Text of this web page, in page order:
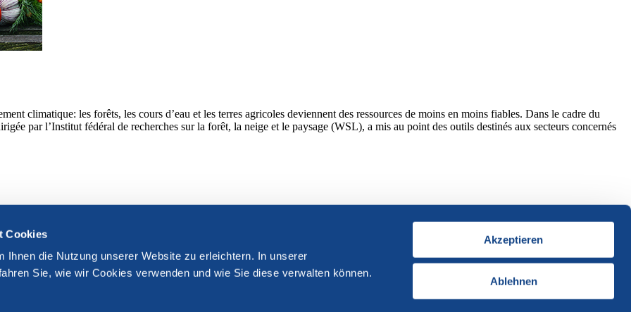
Cookies
Ihnen die Nutzung unserer Website zu erleichtern. In unserer
Sie, wie wir Cookies verwenden und wie Sie diese verwalten können.
Akzeptieren
Ablehnen
climatique: les forêts, les cours d’eau et les terres agricoles deviennent des ressources de moins en moins fiables. Dans le cadre du
par l’Institut fédéral de recherches sur la forêt, la neige et le paysage (WSL), a mis au point des outils destinés aux secteurs concernés